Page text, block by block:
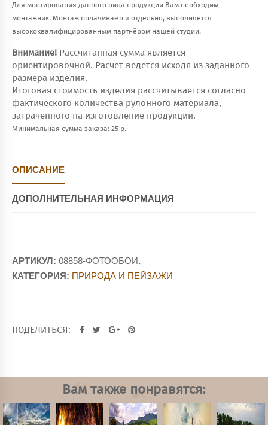
Для монтирования данного вида продукции Вам необходим
монтажник. Монтаж оплачивается отдельно, выполняется
высококвалифицированным партнёром нашей студии.
Внимание! Рассчитанная сумма является
ориентировочной. Расчёт ведётся исходя из заданного
размера изделия.
Итоговая стоимость изделия рассчитывается согласно
фактического количества рулонного материала,
затраченного на изготовление продукции.
Минимальная сумма заказа: 25 р.
ОПИСАНИЕ
ДОПОЛНИТЕЛЬНАЯ ИНФОРМАЦИЯ
АРТИКУЛ: 08858-ФОТООБОИ.
КАТЕГОРИЯ: ПРИРОДА И ПЕЙЗАЖИ
ПОДЕЛИТЬСЯ:
Вам также понравятся: